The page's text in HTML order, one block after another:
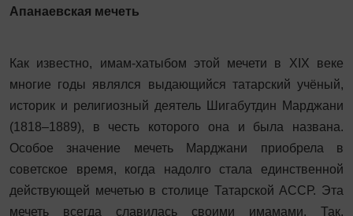
Апанаевская мечеть
Как известно, имам-хатыбом этой мечети в XIX веке
многие годы являлся выдающийся татарский учёный,
историк и религиозный деятель Шигабутдин Марджани
(1818–1889), в честь которого она и была названа.
Особое значение мечеть Марджани приобрела в
советское время, ко­гда надолго стала единственной
действующей мечетью в столице Татарской АССР. Эта
мечеть все­гда славилась своими имамами. Так,